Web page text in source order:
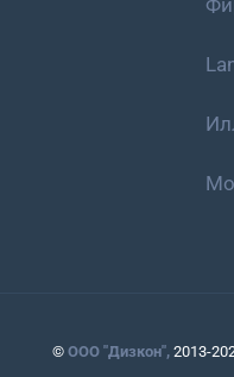
© ООО "Дизкон",2013-